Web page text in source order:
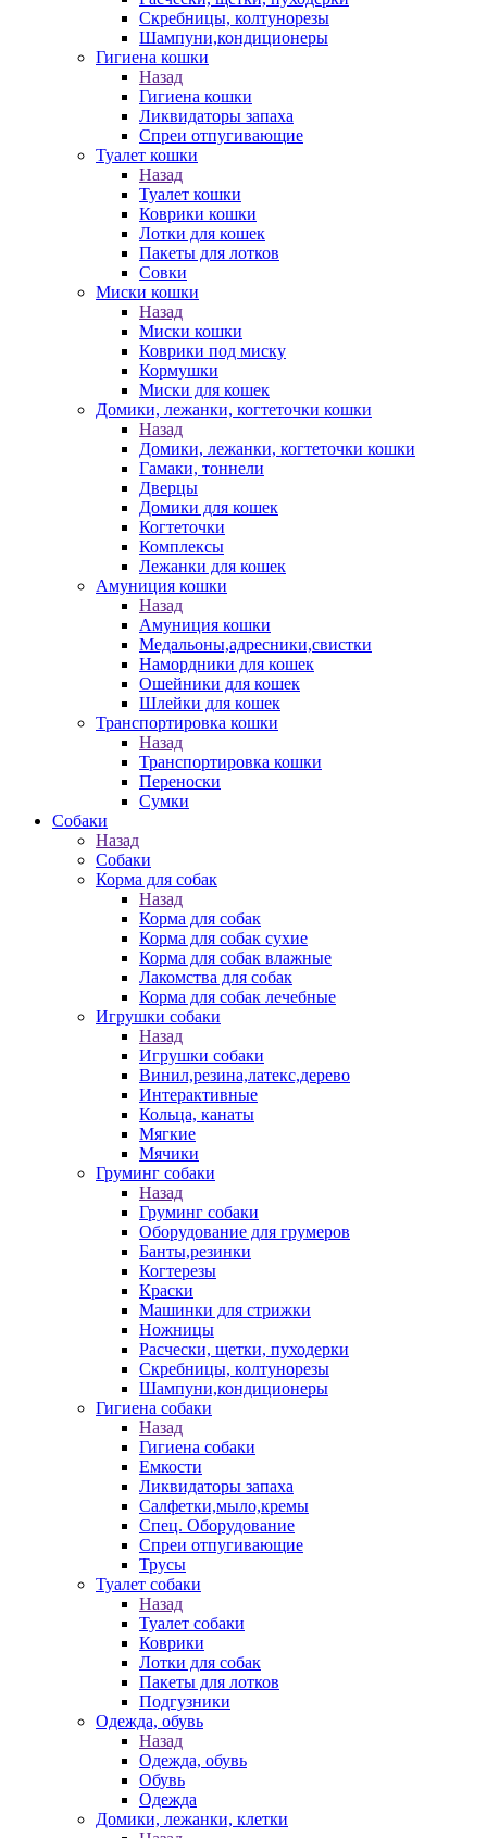
Скребницы, колтунорезы
Шампуни,кондиционеры
Гигиена кошки
Назад
Гигиена кошки
Ликвидаторы запаха
Спреи отпугивающие
Туалет кошки
Назад
Туалет кошки
Коврики кошки
Лотки для кошек
Пакеты для лотков
Совки
Миски кошки
Назад
Миски кошки
Коврики под миску
Кормушки
Миски для кошек
Домики, лежанки, когтеточки кошки
Назад
Домики, лежанки, когтеточки кошки
Гамаки, тоннели
Дверцы
Домики для кошек
Когтеточки
Комплексы
Лежанки для кошек
Амуниция кошки
Назад
Амуниция кошки
Медальоны,адресники,свистки
Намордники для кошек
Ошейники для кошек
Шлейки для кошек
Транспортировка кошки
Назад
Транспортировка кошки
Переноски
Сумки
Собаки
Назад
Собаки
Корма для собак
Назад
Корма для собак
Корма для собак сухие
Корма для собак влажные
Лакомства для собак
Корма для собак лечебные
Игрушки собаки
Назад
Игрушки собаки
Винил,резина,латекс,дерево
Интерактивные
Кольца, канаты
Мягкие
Мячики
Груминг собаки
Назад
Груминг собаки
Оборудование для грумеров
Банты,резинки
Когтерезы
Краски
Машинки для стрижки
Ножницы
Расчески, щетки, пуходерки
Скребницы, колтунорезы
Шампуни,кондиционеры
Гигиена собаки
Назад
Гигиена собаки
Емкости
Ликвидаторы запаха
Салфетки,мыло,кремы
Спец. Оборудование
Спреи отпугивающие
Трусы
Туалет собаки
Назад
Туалет собаки
Коврики
Лотки для собак
Пакеты для лотков
Подгузники
Одежда, обувь
Назад
Одежда, обувь
Обувь
Одежда
Домики, лежанки, клетки